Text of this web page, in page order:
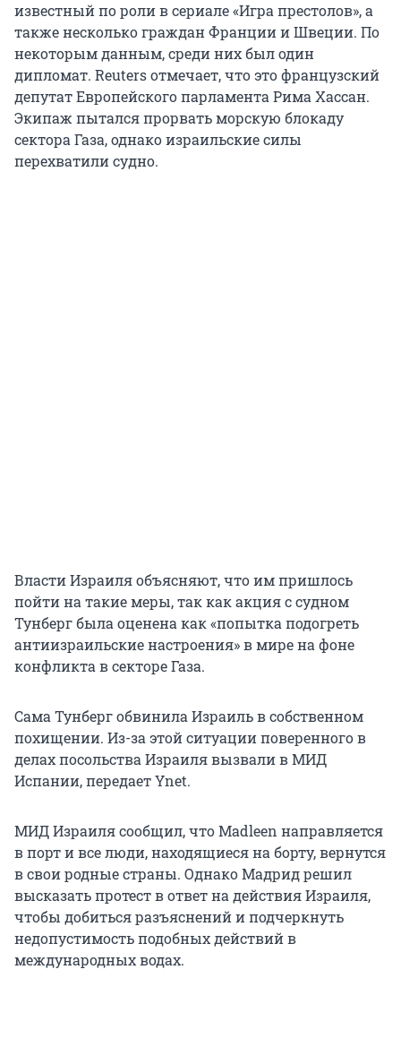
известный по роли в сериале «Игра престолов», а
также несколько граждан Франции и Швеции. По
некоторым данным, среди них был один
дипломат. Reuters отмечает, что это французский
депутат Европейского парламента Рима Хассан.
Экипаж пытался прорвать морскую блокаду
сектора Газа, однако израильские силы
перехватили судно.
Власти Израиля объясняют, что им пришлось
пойти на такие меры, так как акция с судном
Тунберг была оценена как «попытка подогреть
антиизраильские настроения» в мире на фоне
конфликта в секторе Газа.
Сама Тунберг обвинила Израиль в собственном
похищении. Из-за этой ситуации поверенного в
делах посольства Израиля вызвали в МИД
Испании, передает Ynet.
МИД Израиля сообщил, что Madleen направляется
в порт и все люди, находящиеся на борту, вернутся
в свои родные страны. Однако Мадрид решил
высказать протест в ответ на действия Израиля,
чтобы добиться разъяснений и подчеркнуть
недопустимость подобных действий в
международных водах.